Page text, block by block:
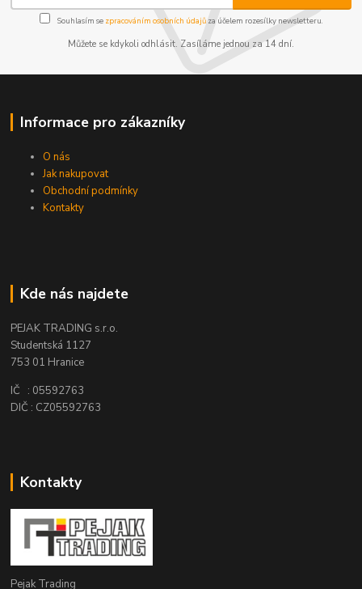
Souhlasím se zpracováním osobních údajůza účelem rozesílky newsletteru.
Můžete se kdykoli odhlásit. Zasíláme jednou za 14 dní.
Informace pro zákazníky
O nás
Jak nakupovat
Obchodní podmínky
Kontakty
Kde nás najdete
PEJAK TRADING s.r.o.
Studentská 1127
753 01 Hranice
IČ : 05592763
DIČ : CZ05592763
Kontakty
Pejak Trading